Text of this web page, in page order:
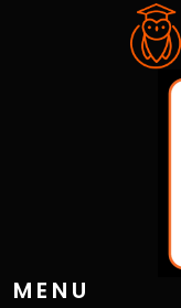
MENU